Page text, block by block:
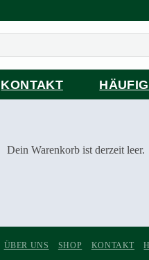
KONTAKT
Dein Warenkorb ist derzeit leer.
ÜBER UNS SHOP KONTAKT